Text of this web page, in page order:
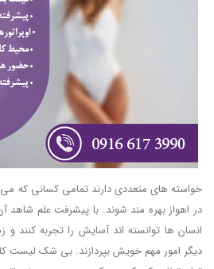
خواسته های متعددی دارند تمامی کسانی که می
در اهواز بهره مند شوند. با پیشرفت علم شاهد
انسان ها توانسته اند آسایش را تجربه کنند و
دیگر امور مهم خویش بپردازند. بی شک لیست